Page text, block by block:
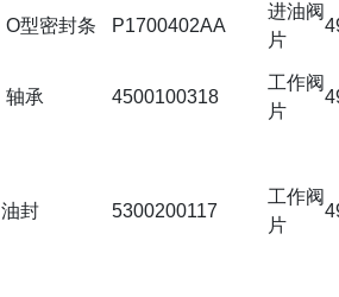
O型密封条 P1700402AA
进油阀
片
轴承 4500100318
工作阀
片
油封 5300200117
工作阀
片